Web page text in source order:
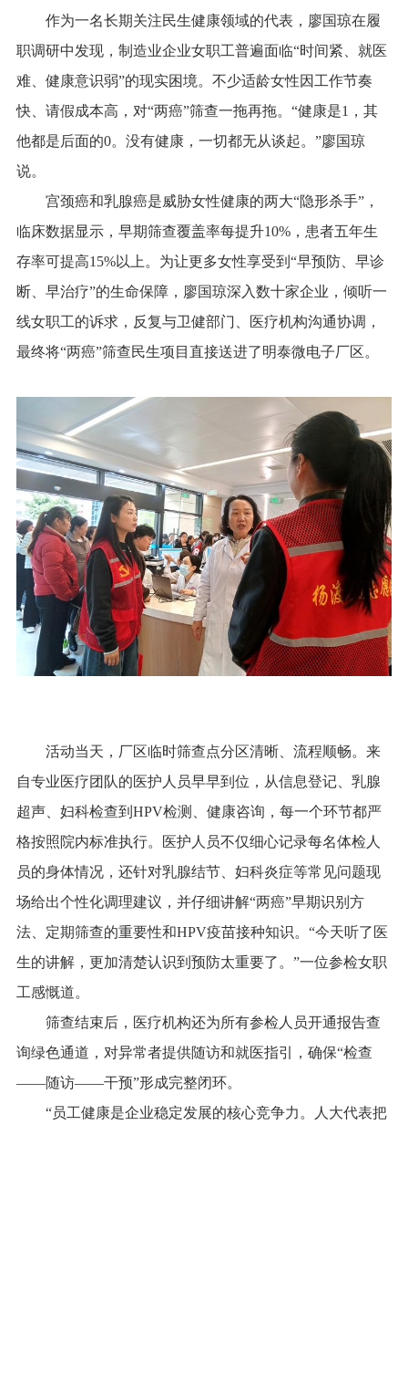
作为一名长期关注民生健康领域的代表，廖国琼在履
职调研中发现，制造业企业女职工普遍面临“时间紧、就医
难、健康意识弱”的现实困境。不少适龄女性因工作节奏
快、请假成本高，对“两癌”筛查一拖再拖。“健康是1，其
他都是后面的0。没有健康，一切都无从谈起。”廖国琼
说。
宫颈癌和乳腺癌是威胁女性健康的两大“隐形杀手”，
临床数据显示，早期筛查覆盖率每提升10%，患者五年生
存率可提高15%以上。为让更多女性享受到“早预防、早诊
断、早治疗”的生命保障，廖国琼深入数十家企业，倾听一
线女职工的诉求，反复与卫健部门、医疗机构沟通协调，
最终将“两癌”筛查民生项目直接送进了明泰微电子厂区。
活动当天，厂区临时筛查点分区清晰、流程顺畅。来
自专业医疗团队的医护人员早早到位，从信息登记、乳腺
超声、妇科检查到HPV检测、健康咨询，每一个环节都严
格按照院内标准执行。医护人员不仅细心记录每名体检人
员的身体情况，还针对乳腺结节、妇科炎症等常见问题现
场给出个性化调理建议，并仔细讲解“两癌”早期识别方
法、定期筛查的重要性和HPV疫苗接种知识。“今天听了医
生的讲解，更加清楚认识到预防太重要了。”一位参检女职
工感慨道。
筛查结束后，医疗机构还为所有参检人员开通报告查
询绿色通道，对异常者提供随访和就医指引，确保“检查
——随访——干预”形成完整闭环。
“员工健康是企业稳定发展的核心竞争力。人大代表把